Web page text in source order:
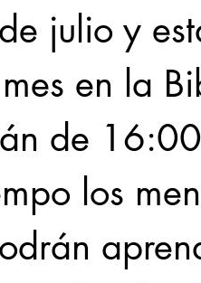
julio y
en la
de
los